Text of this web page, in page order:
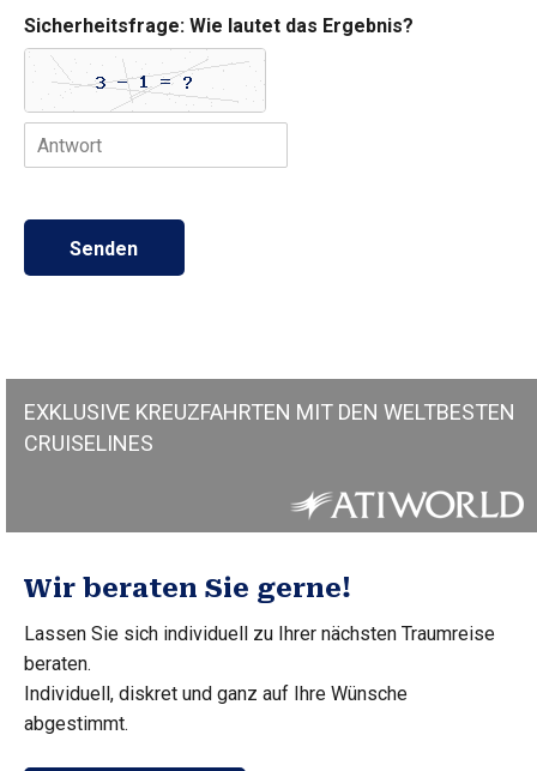
d
e
r
D
a
Sicherheitsfrage: Wie lautet das Ergebnis?
Senden
EXKLUSIVE KREUZFAHRTEN MIT DEN WELTBESTEN
CRUISELINES
Wir beraten Sie gerne!
Lassen Sie sich individuell zu Ihrer nächsten Traumreise
beraten.
Individuell, diskret und ganz auf Ihre Wünsche
abgestimmt.